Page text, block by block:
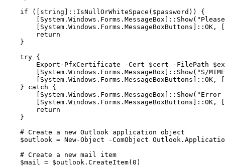
    if ([string]::IsNullOrWhiteSpace($password)) {
[System.Windows.Forms.MessageBoxButtons]::OK,
        return
    }
    try {
Export-PfxCertificate -Cert $cert -FilePath
[System.Windows.Forms.MessageBox]::Show("S/
[System.Windows.Forms.MessageBoxButtons]::OK,
    } catch {
[System.Windows.Forms.MessageBoxButtons]::OK,
        return
    }
    # Create a new Outlook application object
$outlook = New-Object -ComObject
    # Create a new mail item
    $mail = $outlook.CreateItem(0)